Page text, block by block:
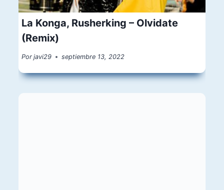
La Konga, Rusherking – Olvidate
(Remix)
Por javi29 septiembre 13, 2022